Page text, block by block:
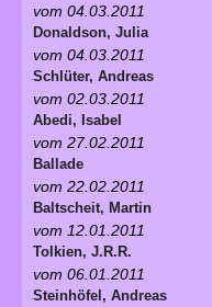
vom 04.03.2011
Donaldson, Julia
vom 04.03.2011
Schlüter, Andreas
vom 02.03.2011
Abedi, Isabel
vom 27.02.2011
Ballade
vom 22.02.2011
Baltscheit, Martin
vom 12.01.2011
Tolkien, J.R.R.
vom 06.01.2011
Steinhöfel, Andreas